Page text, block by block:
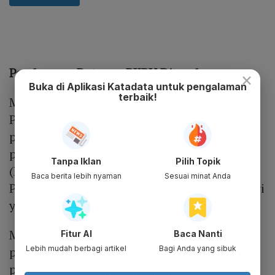
Pembacaan Putusan PKPU Ditunda
Majelis Hakim Pengadilan Niaga pada
Pengadilan Negeri Jakarta Pusat menunda
pembacaan putusan terkait proses
penundaan kewajiban pembayaran utang
(PKPU) PT Garuda Indonesia (Persero) Tbk.
Putusan ditunda hingga 21 Oktober 2021 dari
yang sebelumnya 14 Oktober 2021.
Manajemen Garuda mengatakan, karena ada
penundaan tersebut maka upaya lanjutan
penyelesaian PKPU dari maskapai nasional
×
Buka di Aplikasi Katadata untuk pengalaman
terbaik!
Tanpa Iklan
Baca berita lebih nyaman
Pilih Topik
Sesuai minat Anda
Fitur AI
Lebih mudah berbagi artikel
Baca Nanti
Bagi Anda yang sibuk